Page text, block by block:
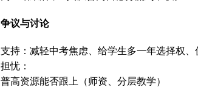
争议与讨论
支持：减轻中考焦虑、给学生多一年选择权、
担忧：
普高资源能否跟上（师资、分层教学）